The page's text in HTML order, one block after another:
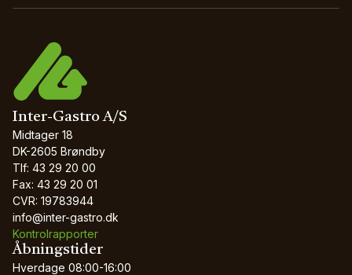
Inter-Gastro A/S
Midtager 18
DK-2605 Brøndby
Tlf: 43 29 20 00
Fax: 43 29 20 01
CVR: 19783944
info@inter-gastro.dk
Kontrolrapporter
Åbningstider
Hverdage 08:00-16:00